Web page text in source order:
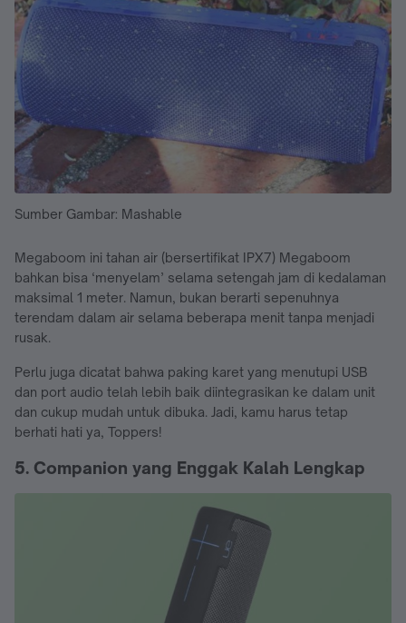
Sumber Gambar: Mashable
Megaboom ini tahan air (bersertifikat IPX7) Megaboom
bahkan bisa ‘menyelam’ selama setengah jam di kedalaman
maksimal 1 meter. Namun, bukan berarti sepenuhnya
terendam dalam air selama beberapa menit tanpa menjadi
rusak.
Perlu juga dicatat bahwa paking karet yang menutupi USB
dan port audio telah lebih baik diintegrasikan ke dalam unit
dan cukup mudah untuk dibuka. Jadi, kamu harus tetap
berhati hati ya, Toppers!
5. Companion yang Enggak Kalah Lengkap